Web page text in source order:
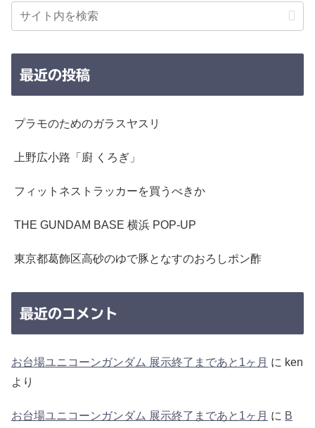
最近の投稿
プラモのためのガラスヤスリ
上野広小路「廚 くろぎ」
フィットネストラッカーを買うべきか
THE GUNDAM BASE 横浜 POP-UP
東京都葛飾区高砂のゆで豚となすのおろしポン酢
最近のコメント
お台場ユニコーンガンダム 展示終了まであと1ヶ月 に ken
より
お台場ユニコーンガンダム 展示終了まであと1ヶ月 に B